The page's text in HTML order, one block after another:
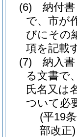
(6)
納付
で、市が
びにその
項を記載
(7)
納入
る文書で
氏名又は
ついて必
(平19
部改正)